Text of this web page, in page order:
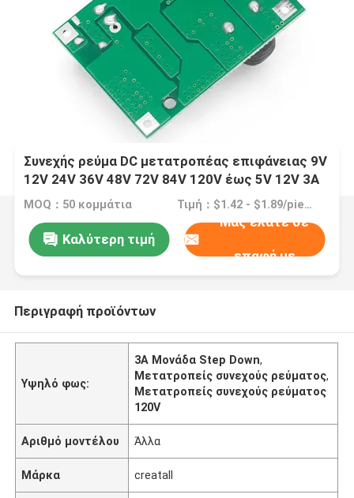
Συνεχής ρεύμα DC μετατροπέας επιφάνειας 9V
12V 24V 36V 48V 72V 84V 120V έως 5V 12V 3A
Step Down Module
MOQ：50 κομμάτια Τιμή：$1.42 - $1.89/pieces
Καλύτερη τιμή
Μας ελάτε σε
επαφή με
Περιγραφή προϊόντων
Υψηλό φως:
3Α Μονάδα Step Down,
Μετατροπείς συνεχούς ρεύματος,
Μετατροπείς συνεχούς ρεύματος
120V
Αριθμό μοντέλου Άλλα
Μάρκα creatall